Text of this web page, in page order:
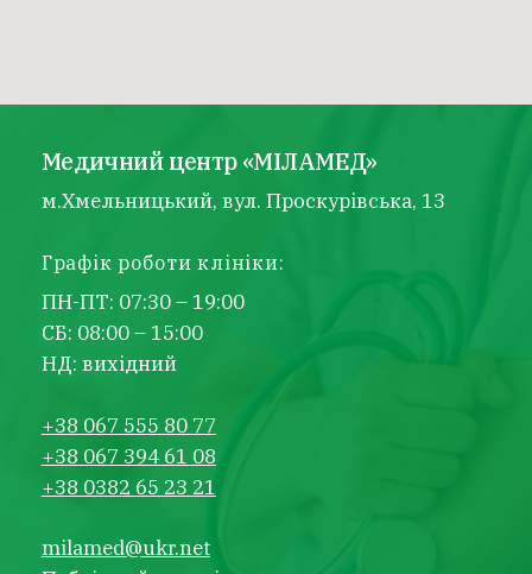
Медичний центр «МІЛАМЕД»
м.Хмельницький, вул. Проскурівська, 13
Графік роботи клініки:
ПН-ПТ: 07:30 – 19:00
СБ: 08:00 – 15:00
НД: вихідний
+38 067 555 80 77
+38 067 394 61 08
+38 0382 65 23 21
milamed@ukr.net